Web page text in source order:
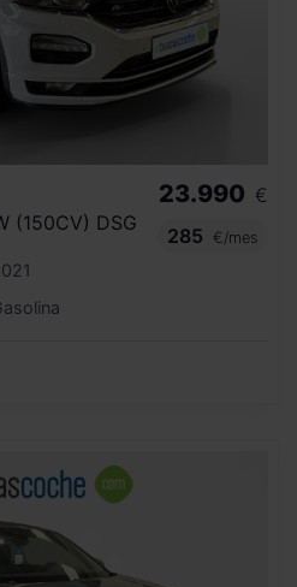
(150CV) DSG
23.990 €
285
€/mes